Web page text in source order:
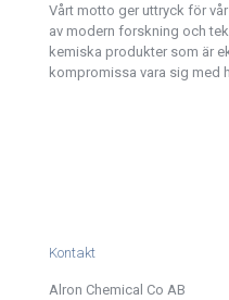
Vårt motto ger uttryck för
av modern forskning och
kemiska produkter som är
kompromissa vara sig med
Kontakt
Alron Chemical Co AB